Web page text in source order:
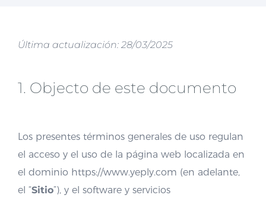
Última actualización: 28/03/2025
1. Objecto de este documento
Los presentes términos generales de uso regulan
el acceso y el uso de la página web localizada en
el dominio https://www.yeply.com (en adelante,
el “Sitio”), y el software y servicios